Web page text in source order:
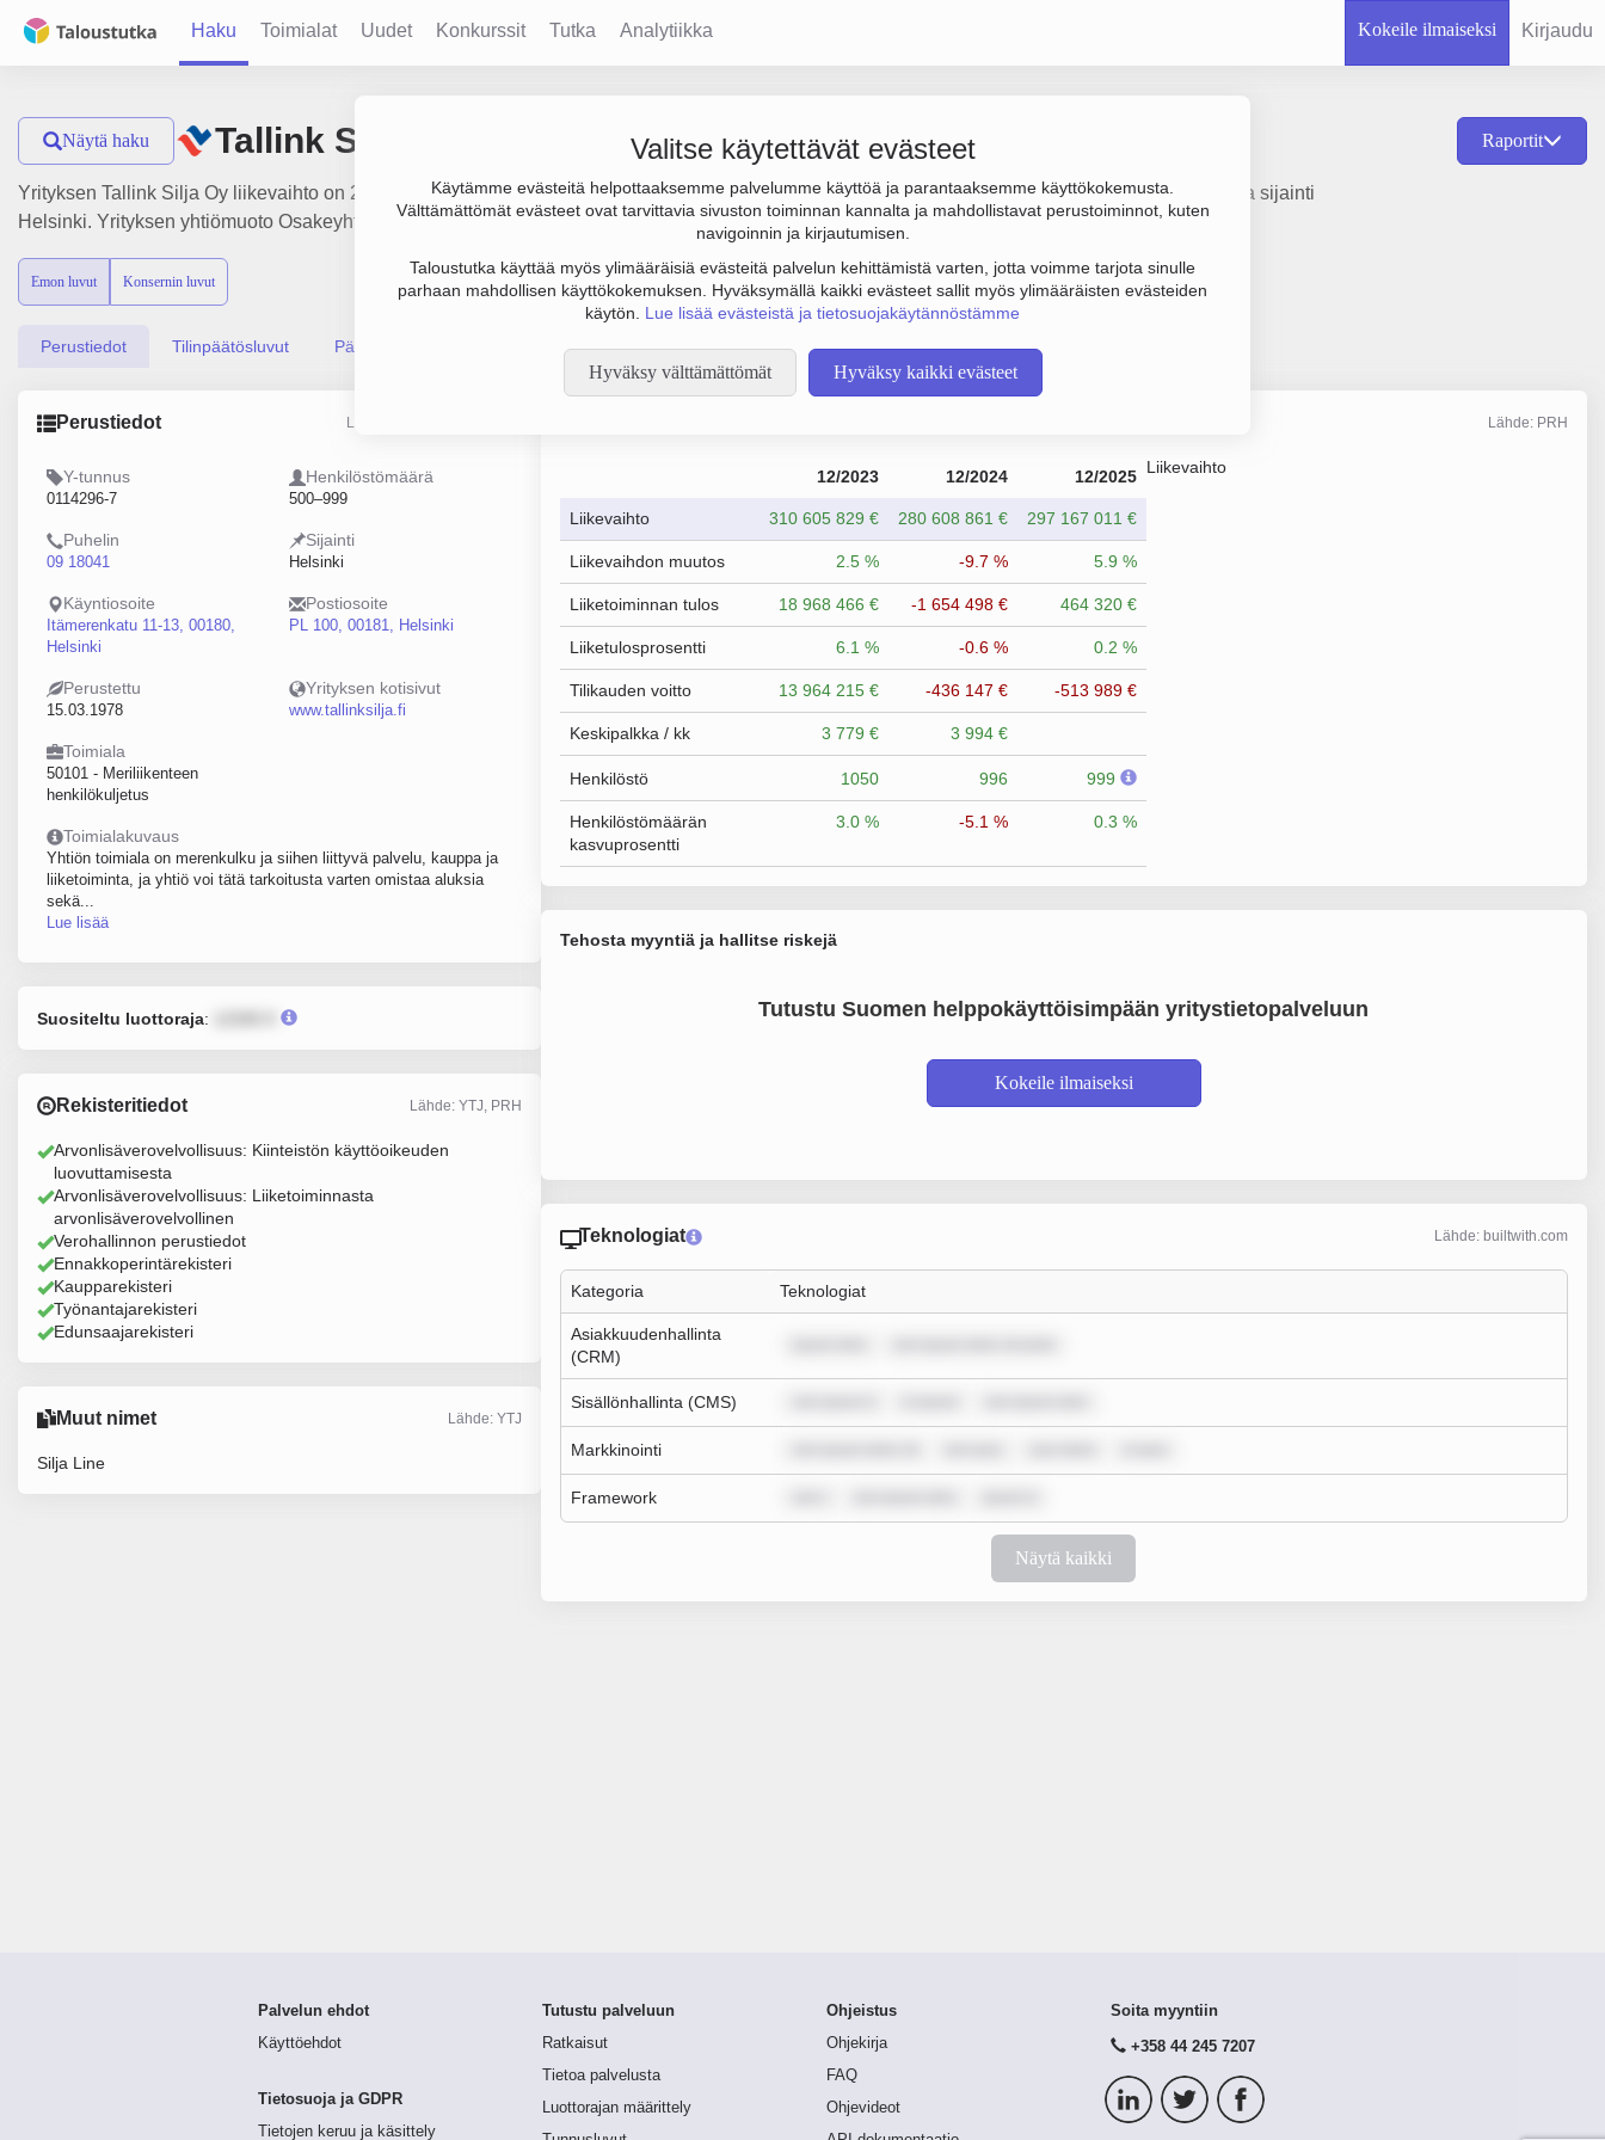
Haku Toimialat Uudet Konkurssit Tutka Analytiikka Kokeile ilmaiseksi Kirjaudu
Valitse käytettävät evästeet
Käytämme evästeitä helpottaaksemme palvelumme käyttöä ja parantaaksemme käyttökokemusta.
Välttämättömät evästeet ovat tarvittavia sivuston toiminnan kannalta ja mahdollistavat perustoiminnot, kuten
navigoinnin ja kirjautumisen.
Taloustutka käyttää myös ylimääräisiä evästeitä palvelun kehittämistä varten, jotta voimme tarjota sinulle
parhaan mahdollisen käyttökokemuksen. Hyväksymällä kaikki evästeet sallit myös ylimääräisten evästeiden
käytön. Lue lisää evästeistä ja tietosuojakäytännöstämme
Hyväksy välttämättömät Hyväksy kaikki evästeet
Näytä haku Tallink Silja Oy Raportit
Yrityksen Tallink Silja Oy liikevaihto on 297.2 milj. € ja tulos 464 000 €. Sen päätoimiala on Meriliikenteen henkilökuljetus, perustamisvuosi 1978 ja sijainti
Helsinki. Yrityksen yhtiömuoto Osakeyhtiö (OY).
Emon luvut Konsernin luvut
Perustiedot Tilinpäätösluvut Päättäjätiedot
Perustiedot Lähde: YTJ, PRH, Traficom
Y-tunnus
0114296-7
Henkilöstömäärä
500–999
Puhelin
09 18041
Sijainti
Helsinki
Käyntiosoite
Itämerenkatu 11-13, 00180,
Helsinki
Postiosoite
PL 100, 00181, Helsinki
Perustettu
15.03.1978
Yrityksen kotisivut
www.tallinksilja.fi
Toimiala
50101 - Meriliikenteen
henkilökuljetus
Toimialakuvaus
Yhtiön toimiala on merenkulku ja siihen liittyvä palvelu, kauppa ja
liiketoiminta, ja yhtiö voi tätä tarkoitusta varten omistaa aluksia
sekä...
Lue lisää
Suositeltu luottoraja:
Rekisteritiedot Lähde: YTJ, PRH
Arvonlisäverovelvollisuus: Kiinteistön käyttöoikeuden
luovuttamisesta
Arvonlisäverovelvollisuus: Liiketoiminnasta
arvonlisäverovelvollinen
Verohallinnon perustiedot
Ennakkoperintärekisteri
Kaupparekisteri
Työnantajarekisteri
Edunsaajarekisteri
Muut nimet Lähde: YTJ
Silja Line
Lähde: PRH
12/2023 12/2024 12/2025
Liikevaihto 310 605 829 € 280 608 861 € 297 167 011 €
Liikevaihdon muutos 2.5 % -9.7 % 5.9 %
Liiketoiminnan tulos 18 968 466 € -1 654 498 € 464 320 €
Liiketulosprosentti 6.1 % -0.6 % 0.2 %
Tilikauden voitto 13 964 215 € -436 147 € -513 989 €
Keskipalkka / kk 3 779 € 3 994 €
Henkilöstö 1050 996 999
Henkilöstömäärän
kasvuprosentti
3.0 % -5.1 % 0.3 %
Liikevaihto
Tehosta myyntiä ja hallitse riskejä
Tutustu Suomen helppokäyttöisimpään yritystietopalveluun
Kokeile ilmaiseksi
Teknologiat Lähde: builtwith.com
Kategoria Teknologiat
Asiakkuudenhallinta
(CRM)
Sisällönhallinta (CMS)
Markkinointi
Framework
Näytä kaikki
Palvelun ehdot
Käyttöehdot
Tietosuoja ja GDPR
Tietojen keruu ja käsittely
Tutustu palveluun
Ratkaisut
Tietoa palvelusta
Luottorajan määrittely
Ohjeistus
Ohjekirja
FAQ
Ohjevideot
Soita myyntiin
+358 44 245 7207